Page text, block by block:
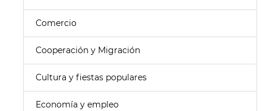
Comercio
Cooperación y Migración
Cultura y fiestas populares
Economía y empleo